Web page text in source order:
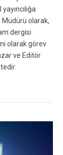
olarak,
dergisi
olarak görev
ve Editör